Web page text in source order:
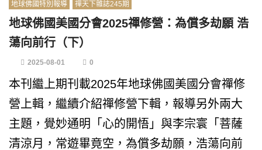
地球佛國特別報導 禪天下雜誌245期
地球佛國美國分會2025禪修營：為償多劫願 浩
蕩向前行（下）
2025-08-01 0
本刊繼上期刊載2025年地球佛國美國分會禪修
營上輯，繼續介紹禪修營下輯，報導另外兩大
主題，覺妙通明「心的開悟」與李宗寰「菩薩
清涼月，常遊畢竟空，為償多劫願，浩蕩向前